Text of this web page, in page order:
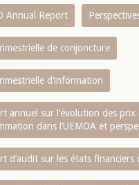
Annual Report
de conjoncture
d‘information
annuel sur l‘évolution des prix
dans l‘UEMOA et
d‘audit sur les états financiers